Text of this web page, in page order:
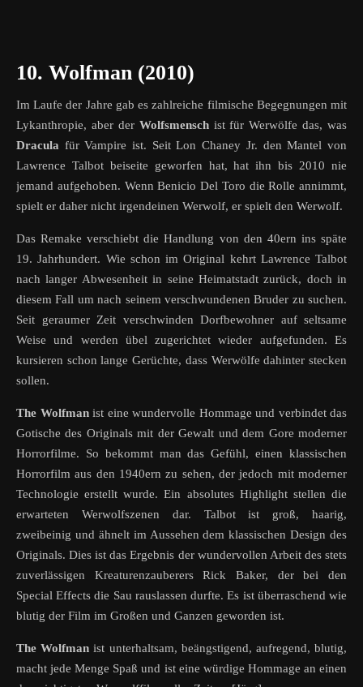
10. Wolfman (2010)
Im Laufe der Jahre gab es zahlreiche filmische Begegnungen mit
Lykanthropie, aber der Wolfsmenschist für Werwölfe das, was
Dracula für Vampire ist. Seit Lon Chaney Jr. den Mantel von
Lawrence Talbot beiseite geworfen hat, hat ihn bis 2010 nie
jemand aufgehoben. Wenn Benicio Del Toro die Rolle annimmt,
spielt er daher nicht irgendeinen Werwolf, er spielt den Werwolf.
Das Remake verschiebt die Handlung von den 40ern ins späte
19. Jahrhundert. Wie schon im Original kehrt Lawrence Talbot
nach langer Abwesenheit in seine Heimatstadt zurück, doch in
diesem Fall um nach seinem verschwundenen Bruder zu suchen.
Seit geraumer Zeit verschwinden Dorfbewohner auf seltsame
Weise und werden übel zugerichtet wieder aufgefunden. Es
kursieren schon lange Gerüchte, dass Werwölfe dahinter stecken
sollen.
The Wolfmanist eine wundervolle Hommage und verbindet das
Gotische des Originals mit der Gewalt und dem Gore moderner
Horrorfilme. So bekommt man das Gefühl, einen klassischen
Horrorfilm aus den 1940ern zu sehen, der jedoch mit moderner
Technologie erstellt wurde. Ein absolutes Highlight stellen die
erwarteten Werwolfszenen dar. Talbot ist groß, haarig,
zweibeinig und ähnelt im Aussehen dem klassischen Design des
Originals. Dies ist das Ergebnis der wundervollen Arbeit des stets
zuverlässigen Kreaturenzauberers Rick Baker, der bei den
Special Effects die Sau rauslassen durfte. Es ist überraschend wie
blutig der Film im Großen und Ganzen geworden ist.
The Wolfman ist unterhaltsam, beängstigend, aufregend, blutig,
macht jede Menge Spaß und ist eine würdige Hommage an einen